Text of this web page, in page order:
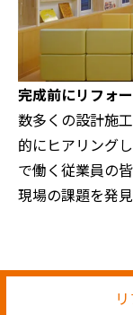
完成前にリフォ
数多くの設計施
的にヒアリング
で働く従業員の
現場の課題を発